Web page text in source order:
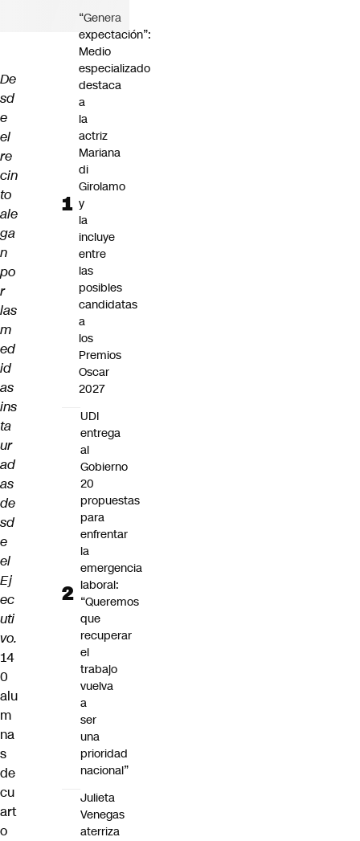
De
sd
e
el
re
cin
to
ale
ga
n
po
r
las
m
ed
id
as
ins
ta
ur
ad
as
de
sd
e
el
Ej
ec
uti
vo.
14
0
alu
m
na
s
de
cu
art
o
“Genera
expectación”:
Medio
especializado
destaca
a
la
actriz
Mariana
di
Girolamo
y
la
incluye
entre
las
posibles
candidatas
a
los
Premios
Oscar
2027
UDI
entrega
al
Gobierno
20
propuestas
para
enfrentar
la
emergencia
laboral:
“Queremos
que
recuperar
el
trabajo
vuelva
a
ser
una
prioridad
nacional”
Julieta
Venegas
aterriza